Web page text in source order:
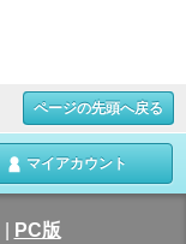
ページの先頭へ戻る
マイアカウント
PC版